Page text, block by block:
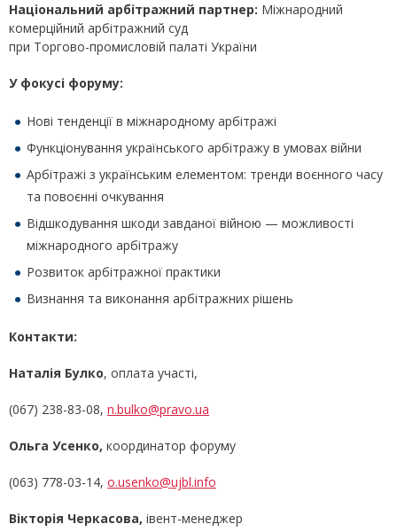
Національний арбітражний партнер: Міжнародний
комерційний арбітражний суд
при Торгово-промисловій палаті України
У фокусі форуму:
Нові тенденції в міжнародному арбітражі
Функціонування українського арбітражу в умовах війни
Арбітражі з українським елементом: тренди воєнного часу
та повоєнні очкування
Відшкодування шкоди завданої війною — можливості
міжнародного арбітражу
Розвиток арбітражної практики
Визнання та виконання арбітражних рішень
Контакти:
Наталія Булко, оплата участі,
(067) 238-83-08, n.bulko@pravo.ua
Ольга Усенко, координатор форуму
(063) 778-03-14, o.usenko@ujbl.info
Вікторія Черкасова, івент-менеджер